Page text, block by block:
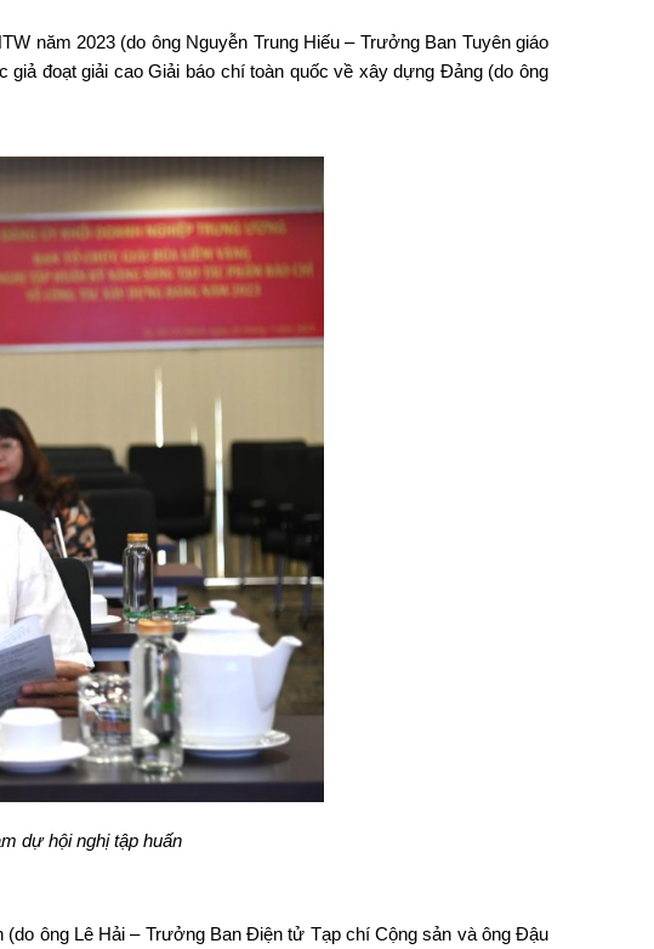
năm 2023 (do ông Nguyễn Trung Hiếu – Trưởng Ban Tuyên giáo
đoạt giải cao Giải báo chí toàn quốc về xây dựng Đảng (do ông
dự hội nghị tập huấn
ông Lê Hải – Trưởng Ban Điện tử Tạp chí Cộng sản và ông Đậu